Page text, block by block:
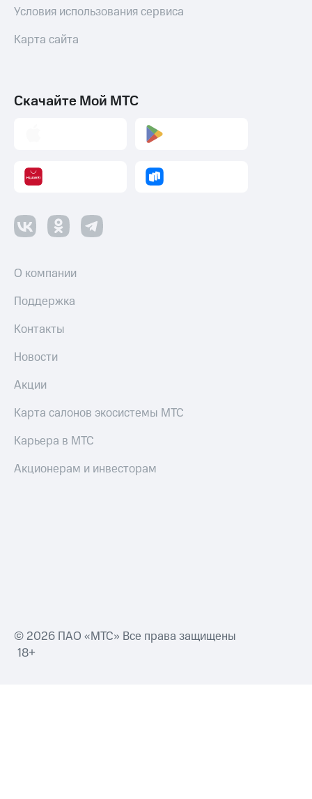
Условия использования сервиса
Карта сайта
Скачайте Мой МТС
О компании
Поддержка
Контакты
Новости
Акции
Карта салонов экосистемы МТС
Карьера в МТС
Акционерам и инвесторам
© 2026 ПАО «МТС» Все права защищены
18+